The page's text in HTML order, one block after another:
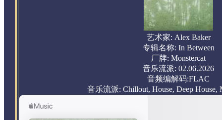
艺术家: Alex Baker
专辑名称: In Between
厂牌: Monstercat
音乐流派: 02.06.2026
音频编解码:FLAC
音乐流派: Chillout, House, Deep House,